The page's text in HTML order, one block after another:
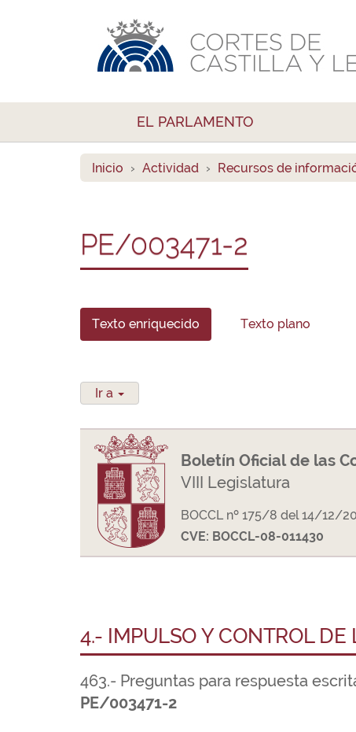
EL PARLAMENTO
Inicio Actividad Recursos de
PE/003471-2
Texto enriquecido Texto plano
Ir a
Boletín Oficial de las
VIII Legislatura
BOCCL nº 175/8 del 14/12/
CVE: BOCCL-08-011430
4.- IMPULSO Y CONTROL DE
463.- Preguntas para respuesta
PE/003471-2